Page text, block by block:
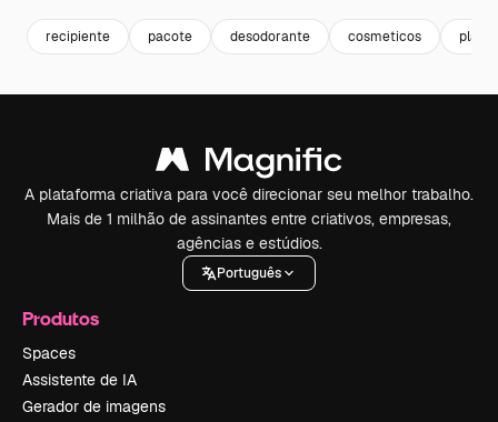
recipiente pacote desodorante cosmeticos
A plataforma criativa para você direcionar seu melhor trabalho.
Mais de 1 milhão de assinantes entre criativos, empresas,
agências e estúdios.
Português
Produtos
Spaces
Assistente de IA
Gerador de imagens